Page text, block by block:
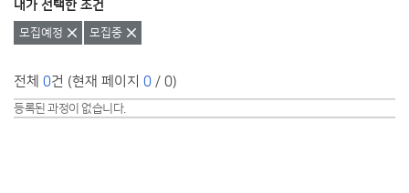
내가 선택한 조건
모집예정 삭제 모집중삭제
전체 0건 (현재 페이지 0 / 0)
등록된 과정이 없습니다.